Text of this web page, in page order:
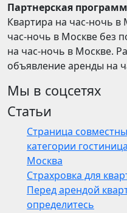
Партнерская
Квартира на час-ночь в
час-ночь в Москве без
на час-ночь в Москве.
объявление аренды на
Мы в соцсетях
Статьи
Страница
категории
Москва
Страхровка для
Перед арендой
определитесь